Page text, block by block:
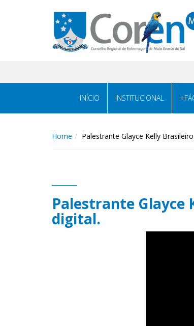
INÍCIO INSTITUCIONAL
Home Palestrante Glayce Kelly
Palestrante Glayce
digital.